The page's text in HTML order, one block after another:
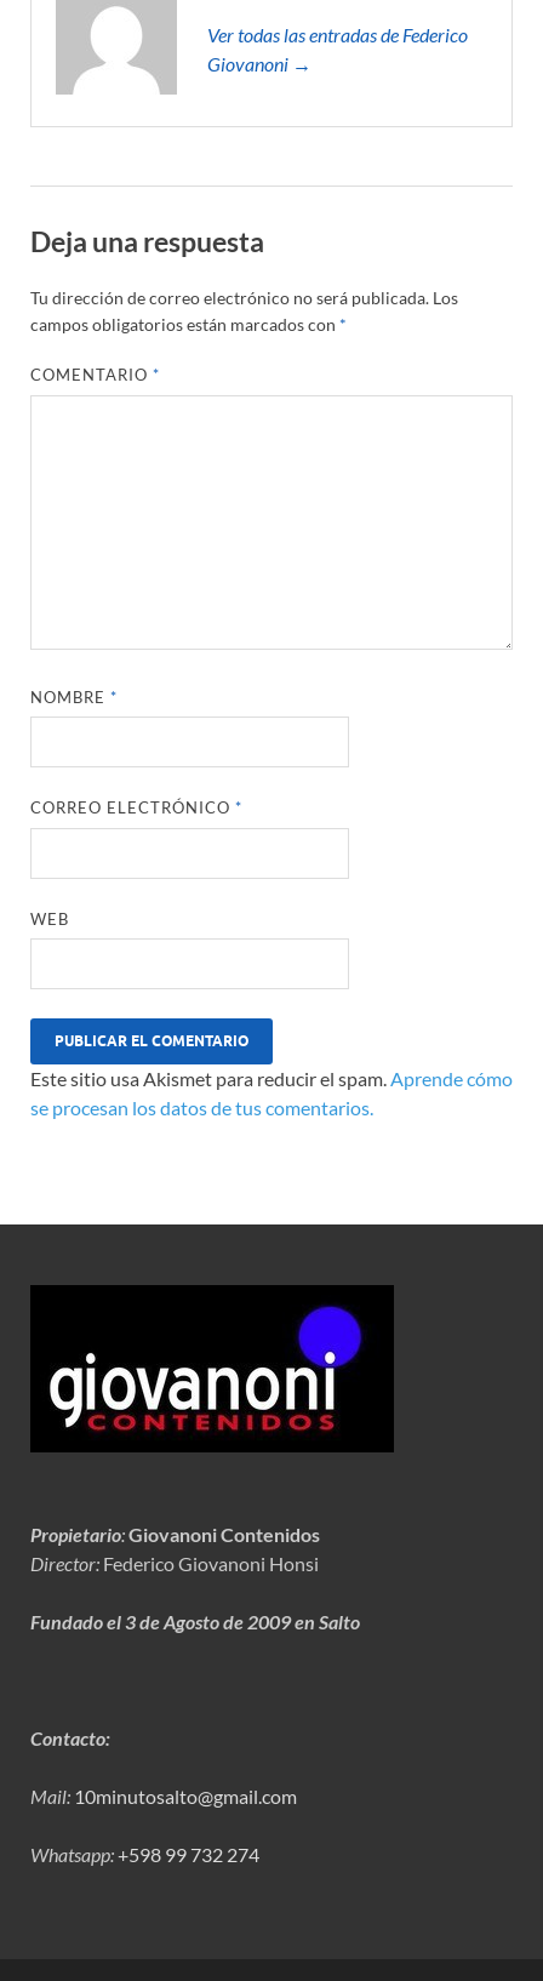
Ver todas las entradas de Federico
Giovanoni →
Deja una respuesta
Tu dirección de correo electrónico no será publicada. Los
campos obligatorios están marcados con *
COMENTARIO*
NOMBRE*
CORREO ELECTRÓNICO*
WEB
Este sitio usa Akismet para reducir el spam.Aprende cómo
se procesan los datos de tus comentarios.
Propietario:Giovanoni Contenidos
Director: Federico Giovanoni Honsi
Fundado el 3 de Agosto de 2009 en Salto
Contacto:
Mail: 10minutosalto@gmail.com
Whatsapp:+598 99 732 274